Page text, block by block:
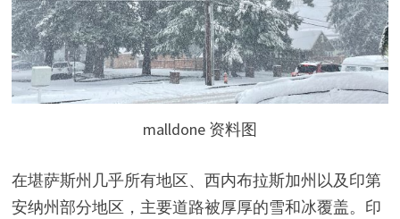
malldone 资料图
在堪萨斯州几乎所有地区、西内布拉斯加州以及印第
安纳州部分地区，主要道路被厚厚的雪和冰覆盖。印